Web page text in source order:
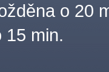
o 20
15 min.